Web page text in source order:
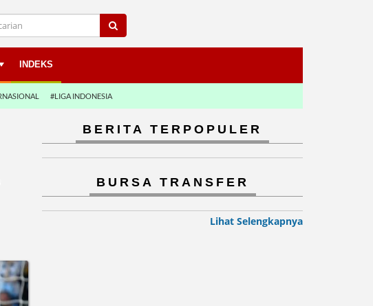
INDEKS
#LIGA INDONESIA
BERITA TERPOPULER
BURSA TRANSFER
Lihat Selengkapnya